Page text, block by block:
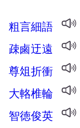
粗言細語
疎鹵迂遠
尊俎折衝
大輅椎輪
智徳俊英